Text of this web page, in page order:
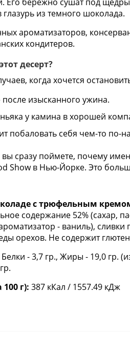
из темного шоколада.
ароматизаторов,
кондитеров.
десерт?
когда хочется
изысканного ужина.
у камина в хорошей
побаловать себя чем-то по-
сразу поймете, почему
Show в Нью-Йорке. Это
с трюфельным
содержание 52% (сахар,
- ваниль),
орехов. Не содержит
Белки - 3,7 гр., Жиры - 19,0 гр.
г): 387 кКал / 1557.49 кДж